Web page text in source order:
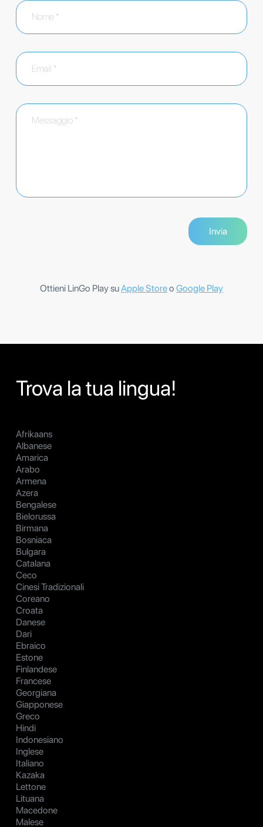
Ottieni LinGo Play suApple Storeo Google Play
Trova la tua lingua!
Afrikaans
Albanese
Amarica
Arabo
Armena
Azera
Bengalese
Bielorussa
Birmana
Bosniaca
Bulgara
Catalana
Ceco
Cinesi Tradizionali
Coreano
Croata
Danese
Dari
Ebraico
Estone
Finlandese
Francese
Georgiana
Giapponese
Greco
Hindi
Indonesiano
Inglese
Italiano
Kazaka
Lettone
Lituana
Macedone
Malese